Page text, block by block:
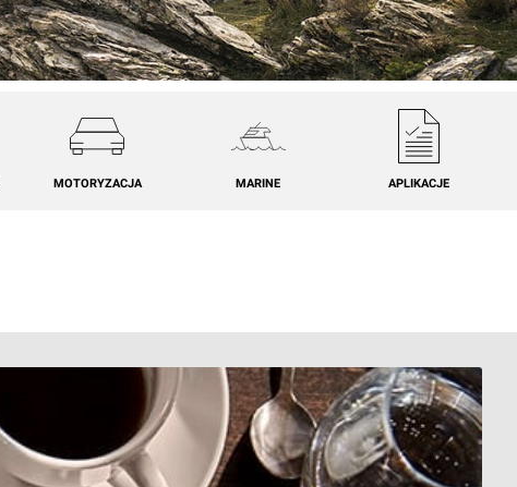
MOTORYZACJA MARINE APLIKACJE